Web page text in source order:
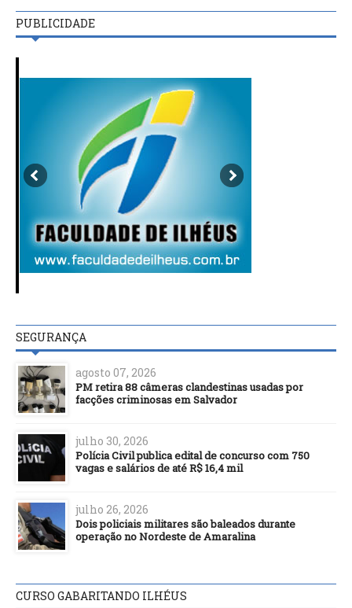
PUBLICIDADE
SEGURANÇA
agosto 07, 2026
PM retira 88 câmeras clandestinas usadas por
facções criminosas em Salvador
julho 30, 2026
Polícia Civil publica edital de concurso com 750
vagas e salários de até R$ 16,4 mil
julho 26, 2026
Dois policiais militares são baleados durante
operação no Nordeste de Amaralina
CURSO GABARITANDO ILHÉUS